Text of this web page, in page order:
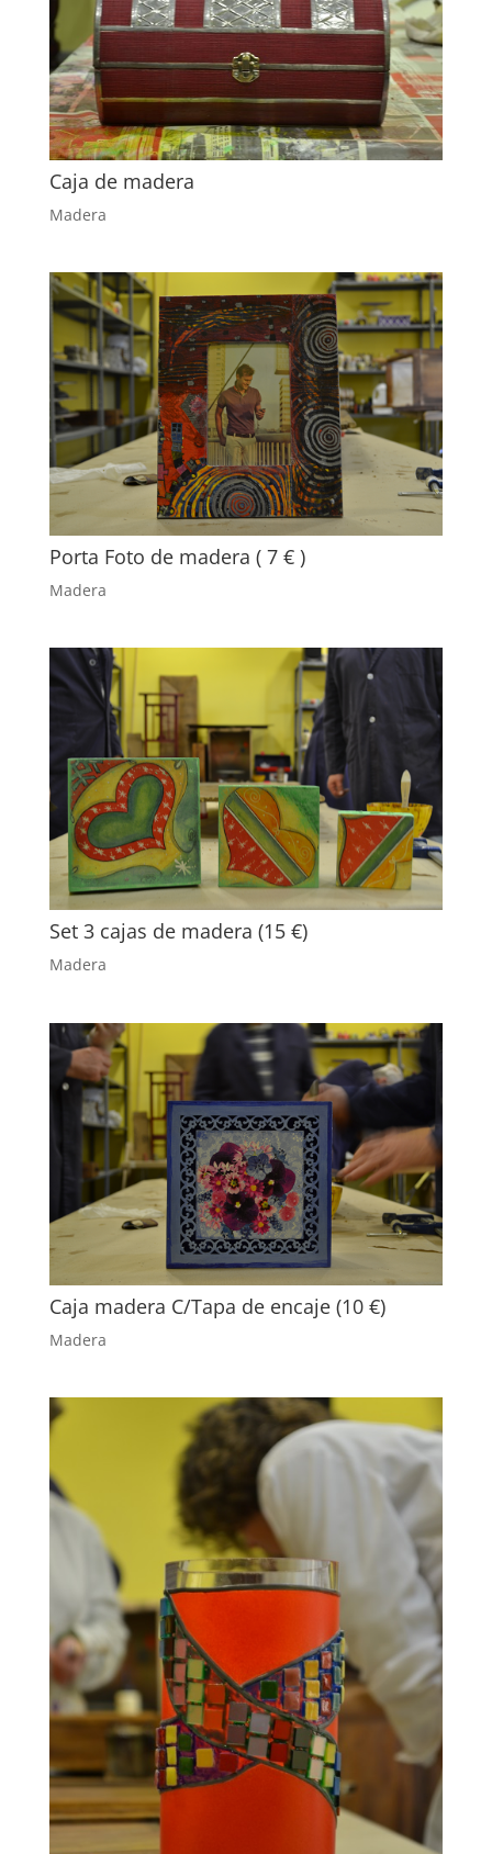
Caja de madera
Madera
Porta Foto de madera ( 7 € )
Madera
Set 3 cajas de madera (15 €)
Madera
Caja madera C/Tapa de encaje (10 €)
Madera